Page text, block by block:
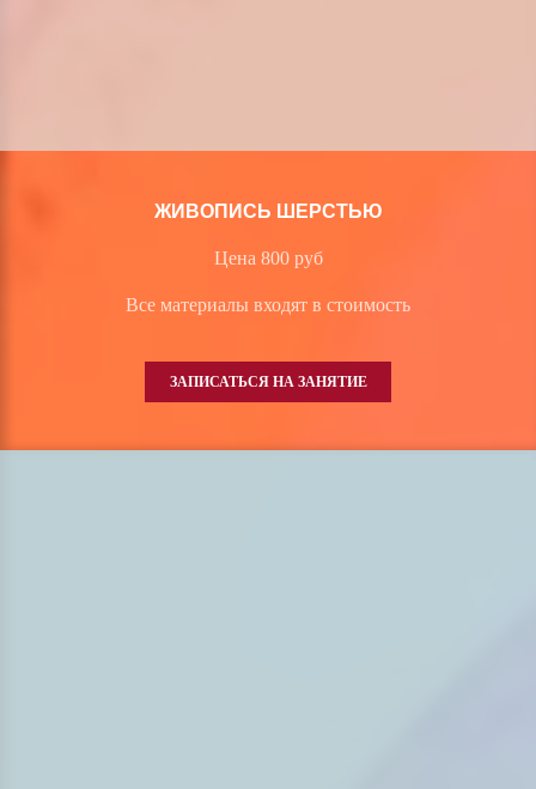
ЖИВОПИСЬ ШЕРСТЬЮ
Цена 800 руб
Все материалы входят в стоимость
ЗАПИСАТЬСЯ НА ЗАНЯТИЕ